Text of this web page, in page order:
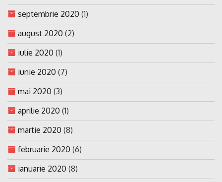
septembrie 2020 (1)
august 2020 (2)
iulie 2020 (1)
iunie 2020 (7)
mai 2020 (3)
aprilie 2020 (1)
martie 2020 (8)
februarie 2020 (6)
ianuarie 2020 (8)